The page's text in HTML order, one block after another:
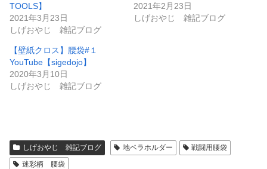
TOOLS】
2021年3月23日
しげおやじ 雑記ブログ
2021年2月23日
しげおやじ 雑記ブログ
【壁紙クロス】腰袋#１
YouTube【sigedojo】
2020年3月10日
しげおやじ 雑記ブログ
しげおやじ 雑記ブログ 地ベラホルダー
戦闘用腰袋
迷彩柄 腰袋